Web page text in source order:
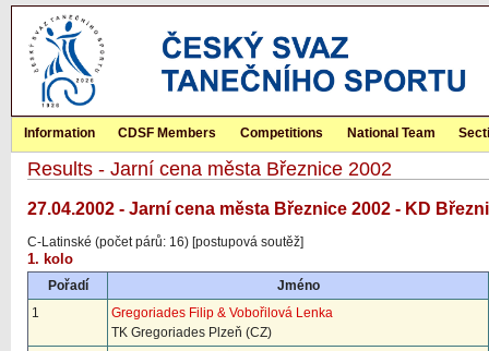
Information CDSF Members Competitions National Team
Results - Jarní cena města Březnice 2002
27.04.2002 - Jarní cena města Březnice 2002 - KD
C-Latinské (počet párů: 16) [postupová soutěž]
1. kolo
Pořadí
Jméno
1
Gregoriades Filip & Vobořilová Lenka
TK Gregoriades Plzeň (CZ)